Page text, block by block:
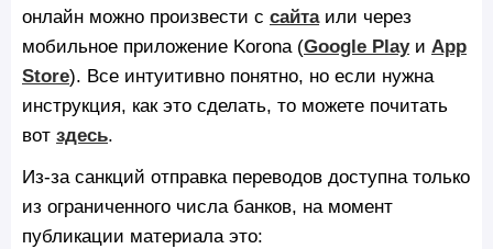
онлайн можно произвести c сайтаили через
мобильное приложение Korona (Google Playи App
Store). Все интуитивно понятно, но если нужна
инструкция, как это сделать, то можете почитать
вот здесь.
Из-за санкций отправка переводов доступна только
из ограниченного числа банков, на момент
публикации материала это: